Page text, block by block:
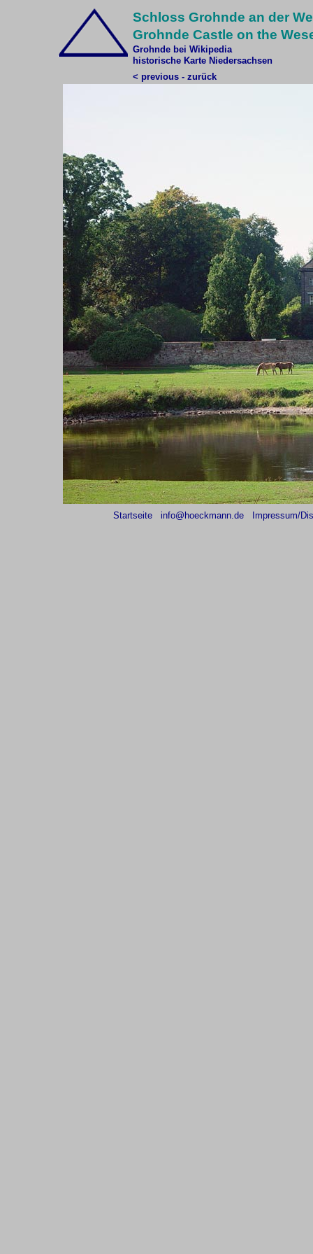
Schloss Grohnde an der
Grohnde Castle on the
Grohnde bei Wikipedia
historische Karte Niedersachsen
< previous - zurück
Startseite info@hoeckmann.de Impressum/